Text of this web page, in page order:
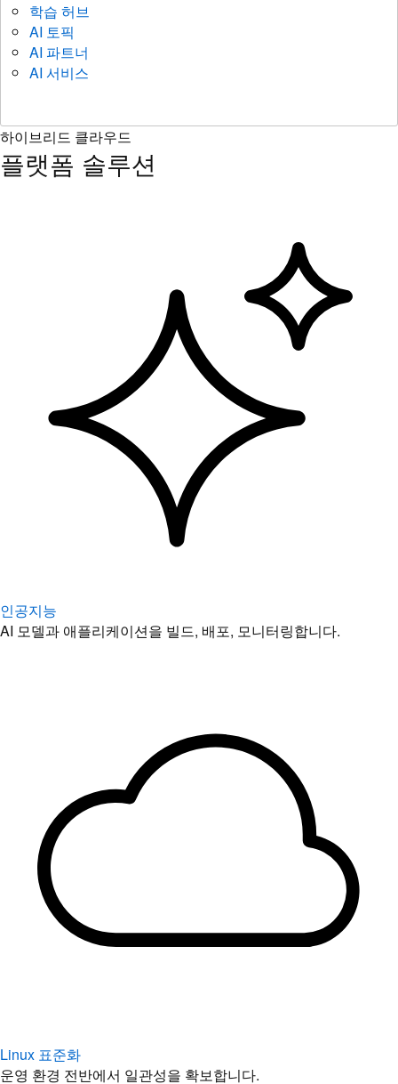
학습 허브
AI 토픽
AI 파트너
AI 서비스
하이브리드 클라우드
플랫폼 솔루션
인공지능
AI 모델과 애플리케이션을 빌드, 배포, 모니터링합니다.
Linux 표준화
운영 환경 전반에서 일관성을 확보합니다.